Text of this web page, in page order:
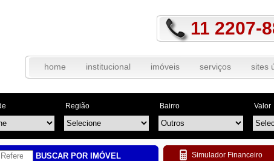
11 2207-
home institucional imóveis serviços sites
Região Bairro Valor
BUSCAR POR IMÓVEL Simulador Financeiro